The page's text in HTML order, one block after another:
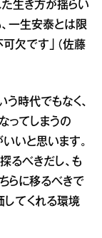
生き方が揺らい
一生安泰とは限
欠です」（佐藤
う時代でもなく、
ってしまうの
いと思います。
るべきだし、も
らに移るべきで
してくれる環境